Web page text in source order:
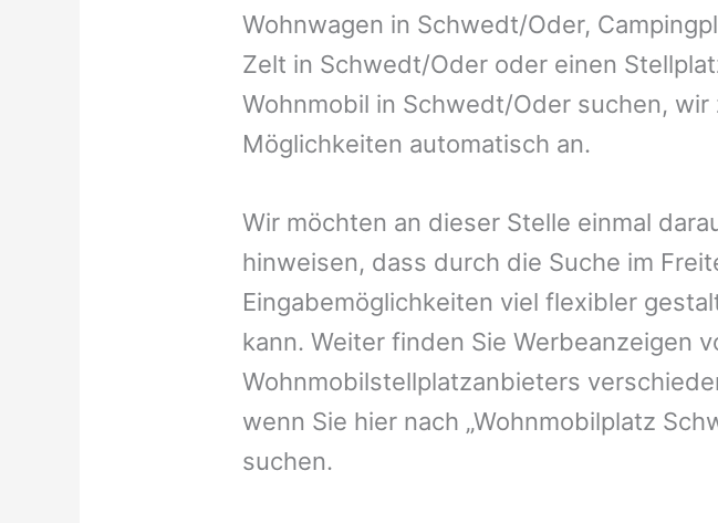
Wohnwagen in Schwedt/Oder,
Zelt in Schwedt/Oder oder einen
Wohnmobil in Schwedt/Oder suchen, wir
Möglichkeiten automatisch an.
Wir möchten an dieser Stelle einmal
hinweisen, dass durch die Suche im
Eingabemöglichkeiten viel flexibler
kann. Weiter finden Sie Werbeanzeigen
Wohnmobilstellplatzanbieters
wenn Sie hier nach „Wohnmobilplatz
suchen.